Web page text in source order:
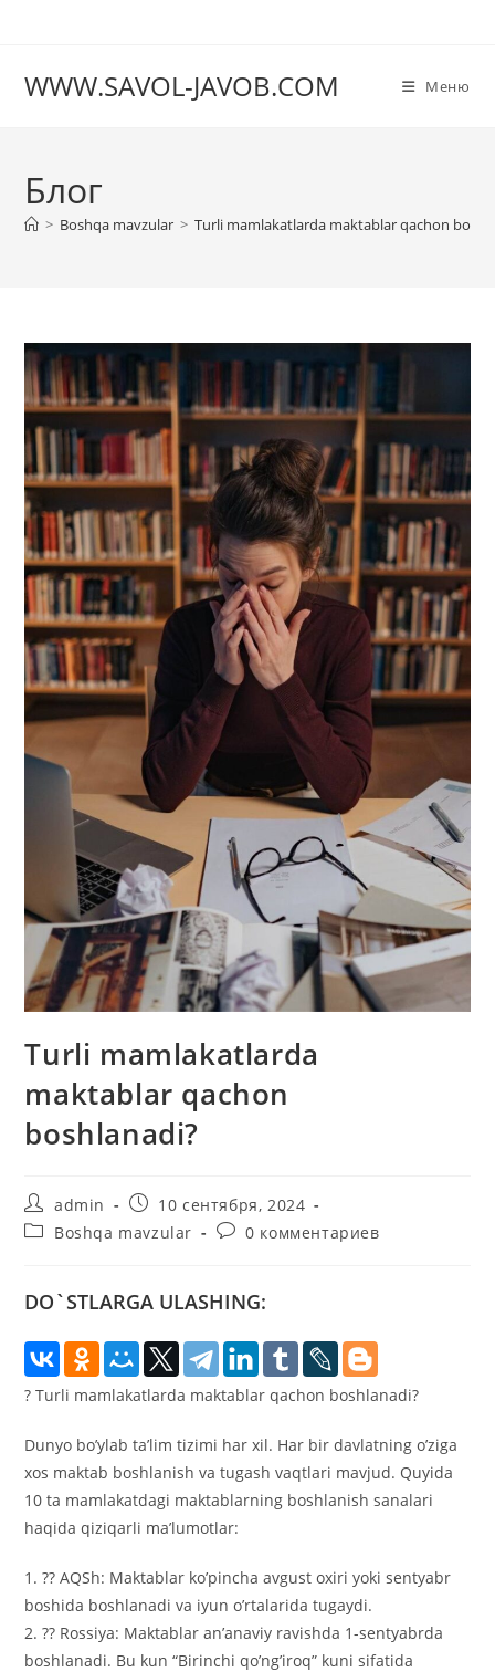
WWW.SAVOL-JAVOB.COM Меню
Блог
> Boshqa mavzular > Turli mamlakatlarda maktablar qachon
Turli mamlakatlarda
maktablar qachon
boshlanadi?
Автор
записи:
admin
Запись
опубликована:
10 сентября, 2024
РубрикаBoshqa mavzular
Комментарии
0 комментариев
DO`STLARGA ULASHING:
? Turli mamlakatlarda maktablar qachon boshlanadi?
Dunyo bo’ylab ta’lim tizimi har xil. Har bir davlatning o’ziga
xos maktab boshlanish va tugash vaqtlari mavjud. Quyida
10 ta mamlakatdagi maktablarning boshlanish sanalari
haqida qiziqarli ma’lumotlar:
1. ?? AQSh: Maktablar ko’pincha avgust oxiri yoki sentyabr
boshida boshlanadi va iyun o’rtalarida tugaydi.
2. ?? Rossiya: Maktablar an’anaviy ravishda 1-sentyabrda
boshlanadi. Bu kun “Birinchi qo’ng’iroq” kuni sifatida